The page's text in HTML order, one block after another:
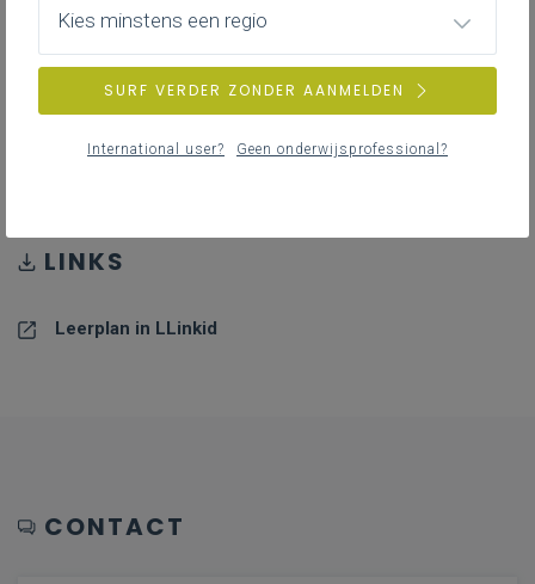
VII-PMZ januari 25
PDF 973KB
LINKS
Leerplan in LLinkid
CONTACT
Kies minstens een regio
SURF VERDER ZONDER AANMELDEN
International user? Geen onderwijsprofessional?